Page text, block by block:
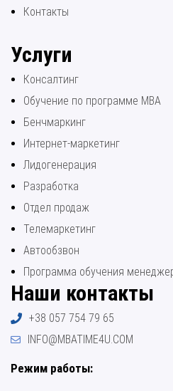
Контакты
Услуги
Консалтинг
Обучение по программе МВА
Бенчмаркинг
Интернет-маркетинг
Лидогенерация
Разработка
Отдел продаж
Телемаркетинг
Автообзвон
Программа обучения
Наши контакты
+38 057 754 79 65
INFO@MBATIME4U.COM
Режим работы: